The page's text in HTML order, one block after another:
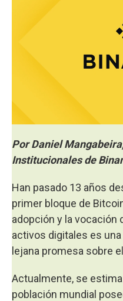
Por Daniel
Institucionales de
Han pasado 13 años
primer bloque de
adopción y la vocación
activos digitales es
lejana promesa sobre
Actualmente, se estima
población mundial